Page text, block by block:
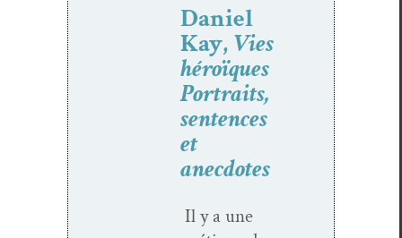
Daniel
Kay,Vies
héroïques
Portraits,
sentences
et
anecdotes
Il y a une